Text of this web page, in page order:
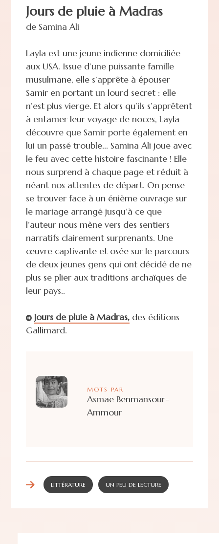
Jours de pluie à Madras
de Samina Ali
Layla est une jeune indienne domiciliée
aux USA. Issue d’une puissante famille
musulmane, elle s’apprête à épouser
Samir en portant un lourd secret : elle
n’est plus vierge. Et alors qu’ils s’apprêtent
à entamer leur voyage de noces, Layla
découvre que Samir porte également en
lui un passé trouble... Samina Ali joue avec
le feu avec cette histoire fascinante ! Elle
nous surprend à chaque page et réduit à
néant nos attentes de départ. On pense
se trouver face à un énième ouvrage sur
le mariage arrangé jusqu’à ce que
l’auteur nous mène vers des sentiers
narratifs clairement surprenants. Une
œuvre captivante et osée sur le parcours
de deux jeunes gens qui ont décidé de ne
plus se plier aux traditions archaïques de
leur pays..
Jours de pluie à Madras,des éditions
Gallimard.
MOTS PAR
Asmae Benmansour-
Ammour
LITTÉRATURE UN PEU DE LECTURE